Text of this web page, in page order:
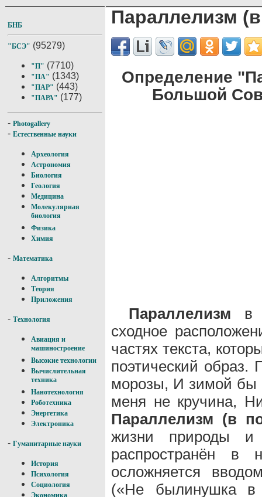
БНБ
"БСЭ" (95279)
"П" (7710)
"ПА" (1343)
"ПАР" (443)
"ПАРА" (177)
- Photogallery
- Естественные науки
Археология
Астрономия
Биология
Геология
Медицина
Молекулярная
биология
Физика
Химия
- Математика
Алгоритмы
Теория
Приложения
- Технология
Авиация и
машиностроение
Высокие технологии
Вычислительная
техника
Нанотехнология
Роботехника
Энергетика
Электроника
- Гуманитарные науки
История
Психология
Социология
Экономика
Параллелизм
Определение
Большой
Параллелизм в
сходное
частях текста,
поэтический
морозы, И зимой бы
меня не кручина,
Параллелизм (в
жизни природы и
распространён в
осложняется
(«Не былинушка